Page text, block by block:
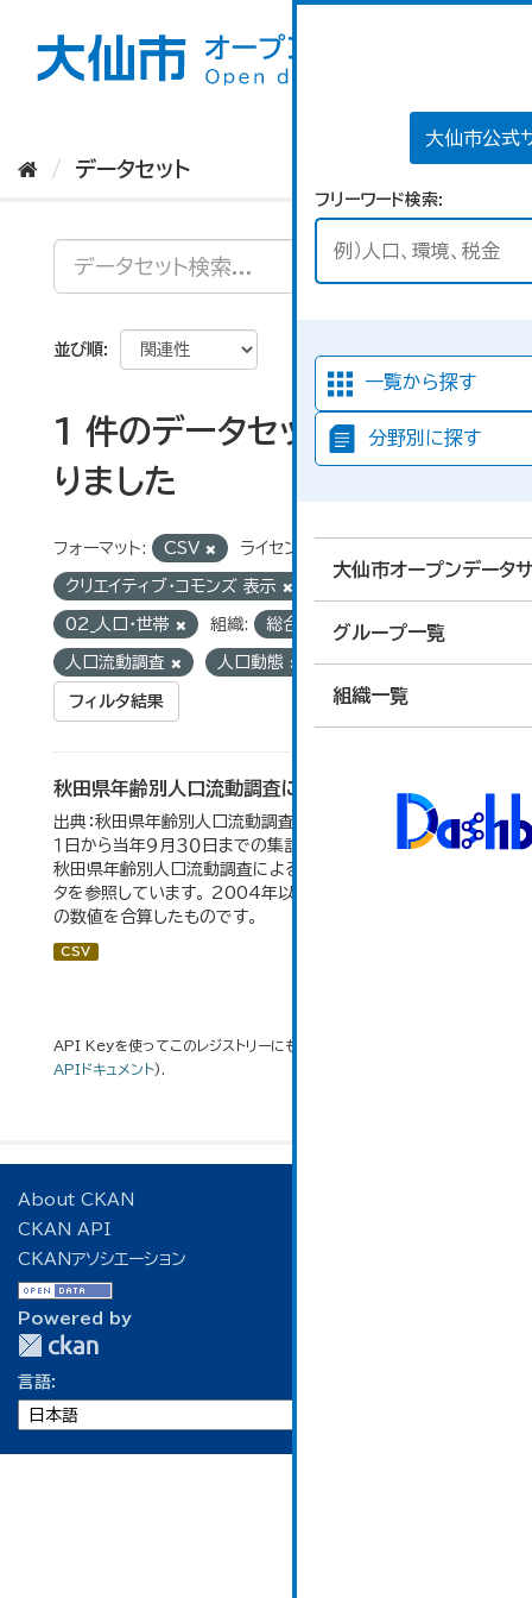
大仙市公式
フリーワード検索
一覧から探す
分野別に探す
大仙市オープンデータ
グループ一覧
組織一覧
データセット
並び順
1 件のデータセットが見つか
りました
フォーマット: CSV ライセンス:
クリエイティブ・コモンズ 表示
02_人口・世帯 組織: 総合政策課 タグ:
人口流動調査 人口動態
フィルタ結果
秋田県年齢別人口流動調査による人口動態の推移
出典：秋田県年齢別人口流動調査。 各年ともに、前年１０月
１日から当年９月３０日までの集計。 大仙市の統計「2-10
秋田県年齢別人口流動調査による人口動態の推移」のデー
タを参照しています。 2004年以前の数値は合併前市町村
の数値を合算したものです。
CSV
API Keyを使ってこのレジストリーにもアクセス可能です
APIドキュメント).
About CKAN
CKAN API
CKANアソシエーション
Powered by
言語